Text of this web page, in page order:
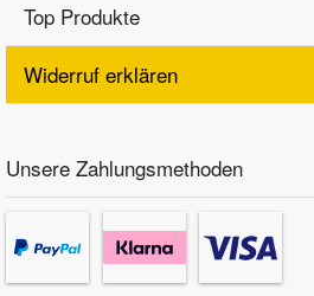
Top Produkte
Widerruf erklären
Unsere Zahlungsmethoden